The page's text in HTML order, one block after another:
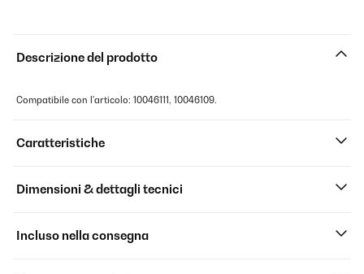
Descrizione del prodotto
Compatibile con l'articolo: 10046111, 10046109.
Caratteristiche
Dimensioni & dettagli tecnici
Incluso nella consegna